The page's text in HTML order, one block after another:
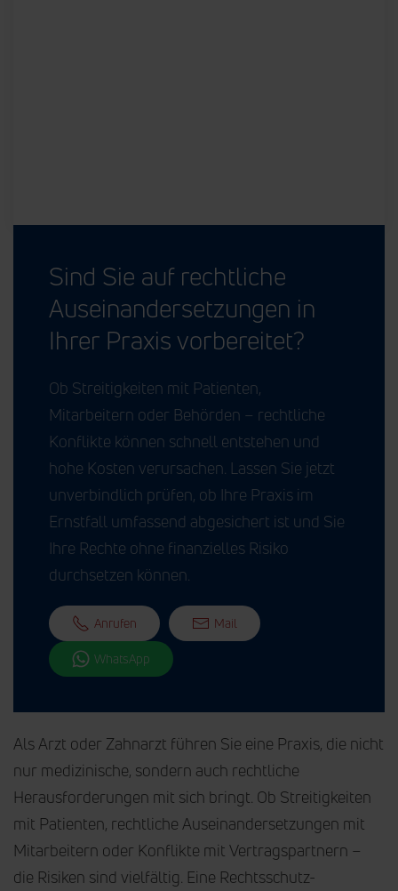
Sind Sie auf rechtliche
Auseinandersetzungen in
Ihrer Praxis vorbereitet?
Ob Streitigkeiten mit Patienten,
Mitarbeitern oder Behörden – rechtliche
Konflikte können schnell entstehen und
hohe Kosten verursachen. Lassen Sie jetzt
unverbindlich prüfen, ob Ihre Praxis im
Ernstfall umfassend abgesichert ist und Sie
Ihre Rechte ohne finanzielles Risiko
durchsetzen können.
Anrufen Mail
WhatsApp
Als Arzt oder Zahnarzt führen Sie eine Praxis, die nicht
nur medizinische, sondern auch rechtliche
Herausforderungen mit sich bringt. Ob Streitigkeiten
mit Patienten, rechtliche Auseinandersetzungen mit
Mitarbeitern oder Konflikte mit Vertragspartnern –
die Risiken sind vielfältig. Eine Rechtsschutz-